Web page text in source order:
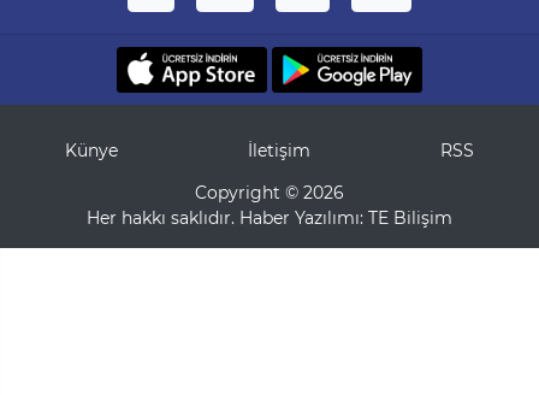
Künye İletişim
RSS
Copyright © 2026
Her hakkı saklıdır. Haber Yazılımı: TE Bilişim